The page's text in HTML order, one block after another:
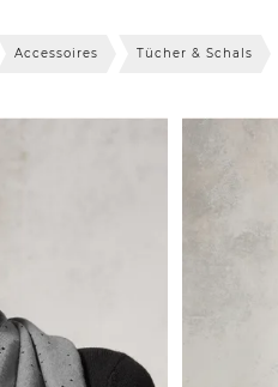
Accessoires Tücher & Schals